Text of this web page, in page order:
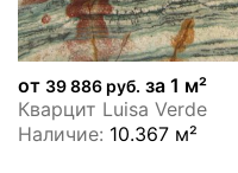
от 39 886 руб. за 1 м²
Кварцит Luisa Verde
Наличие: 10.367 м²